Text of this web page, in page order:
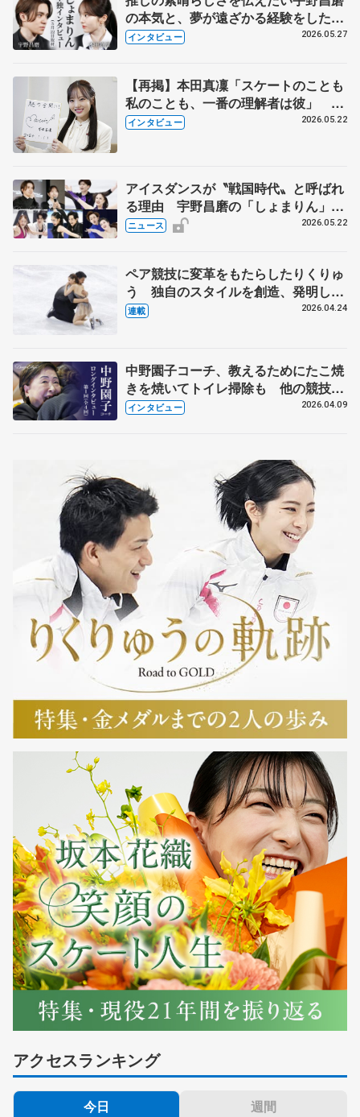
の本気と、夢が遠ざかる経験をした本
田真凜の覚悟
インタビュー 2026.05.27
【再掲】本田真凜「スケートのことも
私のことも、一番の理解者は彼」 引
退時の単独インタビューで語った競技
インタビュー 2026.05.22
アイスダンスが〝戦国時代〟と呼ばれ
る理由 宇野昌磨の「しょまりん」ら
実力者が相次いで参戦 国内の競争激
ニュース 2026.05.22
ペア競技に変革をもたらしたりくりゅ
う 独自のスタイルを創造、発明した
【引退発表後②】
連載 2026.04.24
中野園子コーチ、教えるためにたこ焼
きを焼いてトイレ掃除も 他の競技に
も通用するという坂本花織の筋肉
インタビュー 2026.04.09
アクセスランキング
今日 週間